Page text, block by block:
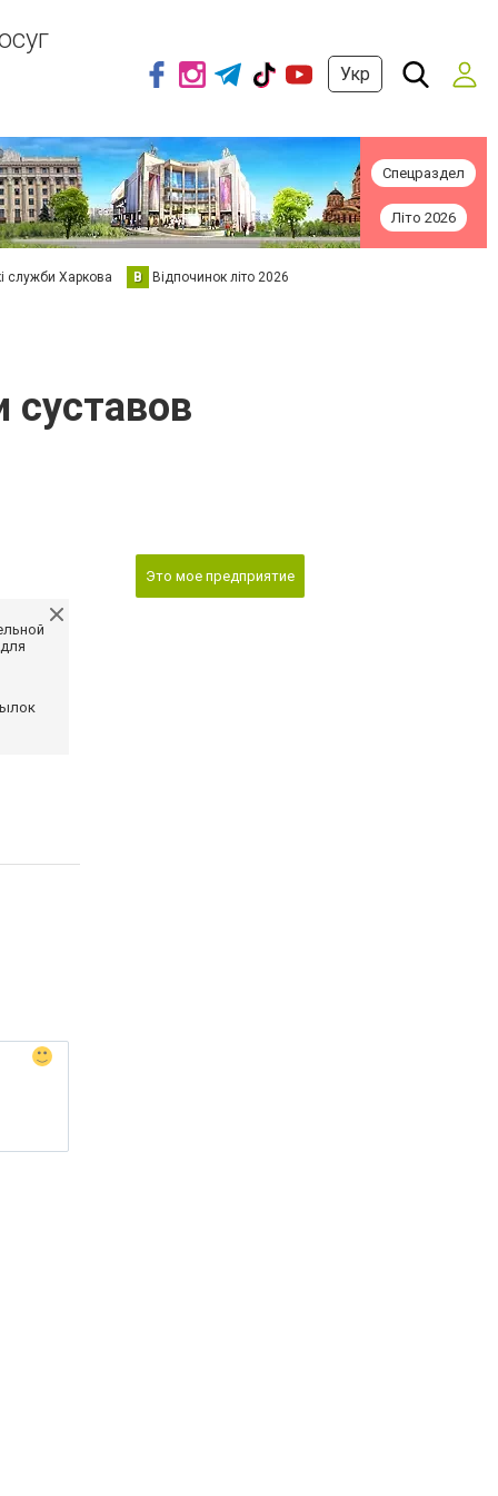
Укр
Спецраздел
Літо 2026
служби Харкова В Відпочинок літо 2026
суставов
Это мое предприятие